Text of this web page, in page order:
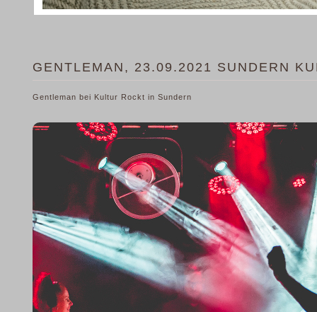
GENTLEMAN, 23.09.2021 SUNDERN
Gentleman bei Kultur Rockt in Sundern